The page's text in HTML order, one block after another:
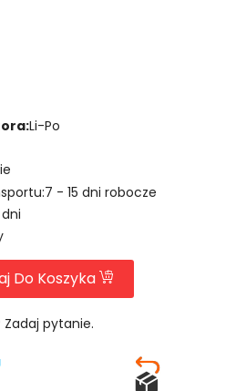
Li-Po
- 15 dni robocze
Do Koszyka
pytanie.